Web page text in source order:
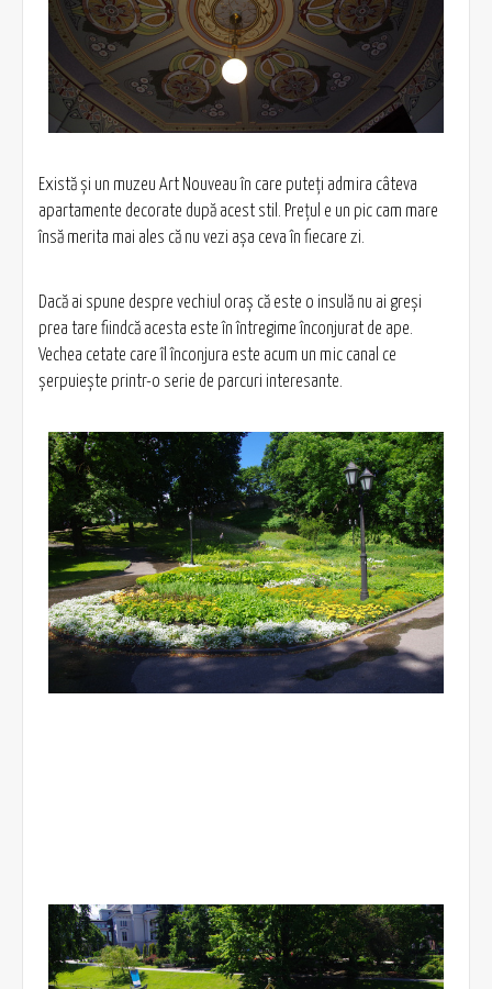
Există şi un muzeu Art Nouveau în care puteţi admira câteva
apartamente decorate după acest stil. Preţul e un pic cam mare
însă merita mai ales că nu vezi aşa ceva în fiecare zi.
Dacă ai spune despre vechiul oraş că este o insulă nu ai greşi
prea tare fiindcă acesta este în întregime înconjurat de ape.
Vechea cetate care îl înconjura este acum un mic canal ce
şerpuieşte printr-o serie de parcuri interesante.